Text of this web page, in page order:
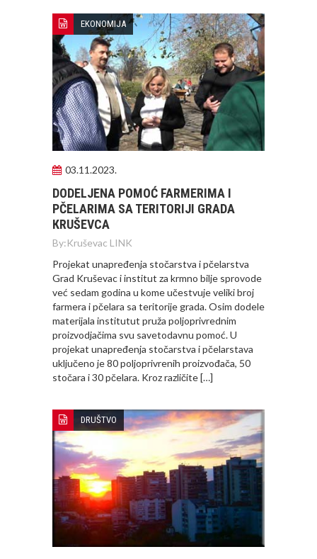
EKONOMIJA
03.11.2023.
DODELJENA POMOĆ FARMERIMA I
PČELARIMA SA TERITORIJI GRADA
КRUŠEVCA
By:Kruševac LINK
Projekat unapređenja stočarstva i pčelarstva
Grad Kruševac i institut za krmno bilje sprovode
već sedam godina u kome učestvuje veliki broj
farmera i pčelara sa teritorije grada. Osim dodele
materijala institutut pruža poljoprivrednim
proizvodjačima svu savetodavnu pomoć. U
projekat unapređenja stočarstva i pčelarstava
uključeno je 80 poljoprivrenih proizvođača, 50
stočara i 30 pčelara. Kroz različite […]
DRUŠTVO